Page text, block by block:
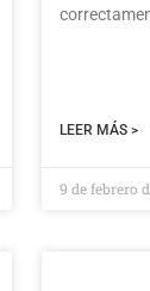
LEER MÁS >
9 de febrero